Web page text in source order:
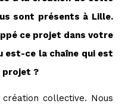
sont présents à Lille.
ce projet dans votre
est-ce la chaîne qui est
projet ?
création collective. Nous